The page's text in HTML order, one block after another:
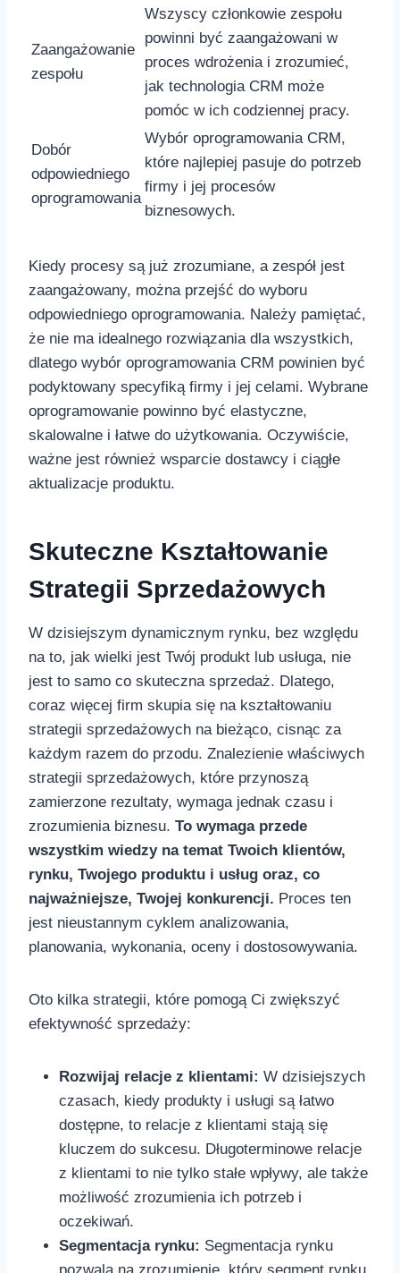
Zaangażowanie
⁢zespołu
Wszyscy członkowie zespołu
powinni‌ być ⁤zaangażowani w
proces wdrożenia ⁢i zrozumieć,
jak technologia CRM ‌może
‌pomóc w ich codziennej⁢ pracy.
Dobór
odpowiedniego
oprogramowania
Wybór oprogramowania CRM,
które najlepiej pasuje do‍ potrzeb
firmy i jej‌ procesów
biznesowych.
Kiedy procesy ​są już ⁤zrozumiane, a zespół‍ jest
zaangażowany, można przejść do wyboru
odpowiedniego oprogramowania. Należy pamiętać,
⁣że⁣ nie ma idealnego rozwiązania dla​ wszystkich,
⁣dlatego wybór ‌oprogramowania CRM powinien być
podyktowany specyfiką ‌firmy i‍ jej celami. Wybrane
oprogramowanie powinno być ⁣elastyczne,
skalowalne i ​łatwe do użytkowania. Oczywiście,
ważne jest również wsparcie⁣ dostawcy i ciągłe
aktualizacje produktu.
Skuteczne Kształtowanie
Strategii Sprzedażowych
W dzisiejszym dynamicznym⁤ rynku,⁢ bez względu‍
na ​to, jak wielki jest Twój produkt lub usługa, nie
jest to ‍samo co skuteczna sprzedaż. ‍Dlatego,
coraz więcej firm skupia ⁢się⁢ na ⁣kształtowaniu
strategii sprzedażowych na bieżąco, cisnąc ​za
każdym ‌razem do ⁤przodu. Znalezienie⁤ właściwych
strategii sprzedażowych, które przynoszą
zamierzone rezultaty, wymaga jednak czasu i
zrozumienia ⁣biznesu. To wymaga przede
wszystkim ‍wiedzy na ⁤temat Twoich klientów,
rynku, Twojego ⁤produktu ​i usług ⁤oraz, co
najważniejsze, Twojej konkurencji. Proces‍ ten⁢
jest⁢ nieustannym⁢ cyklem analizowania,
planowania, wykonania, oceny⁢ i dostosowywania.
Oto kilka strategii, które⁣ pomogą Ci‍ zwiększyć
efektywność sprzedaży:
Rozwijaj ‍relacje z klientami: W dzisiejszych
czasach, kiedy ‍produkty i ​usługi‌ są łatwo
dostępne, to relacje z klientami stają się
kluczem do sukcesu. Długoterminowe relacje
z klientami ​to nie​ tylko⁢ stałe wpływy, ale⁣ także
możliwość zrozumienia ich ⁤potrzeb ⁢i
oczekiwań.
Segmentacja rynku: Segmentacja rynku
pozwala na zrozumienie, który segment rynku